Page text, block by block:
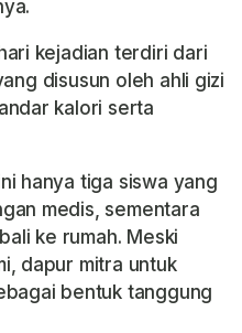
kejadian terdiri dari
disusun oleh ahli gizi
kalori serta
hanya tiga siswa yang
medis, sementara
ke rumah. Meski
dapur mitra untuk
bentuk tanggung